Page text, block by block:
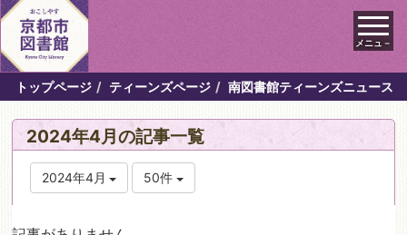
メニュ－
トップページ ティーンズページ 南図書館ティーンズニュース
2024年4月の記事一覧
2024年4月 50件